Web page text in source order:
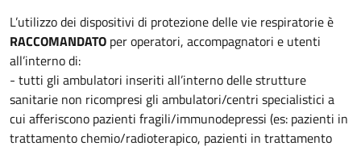
L’utilizzo dei dispositivi di protezione delle vie respiratorie è
RACCOMANDATO per operatori, accompagnatori e utenti
all’interno di:
- tutti gli ambulatori inseriti all’interno delle strutture
sanitarie non ricompresi gli ambulatori/centri specialistici a
cui afferiscono pazienti fragili/immunodepressi (es: pazienti in
trattamento chemio/radioterapico, pazienti in trattamento